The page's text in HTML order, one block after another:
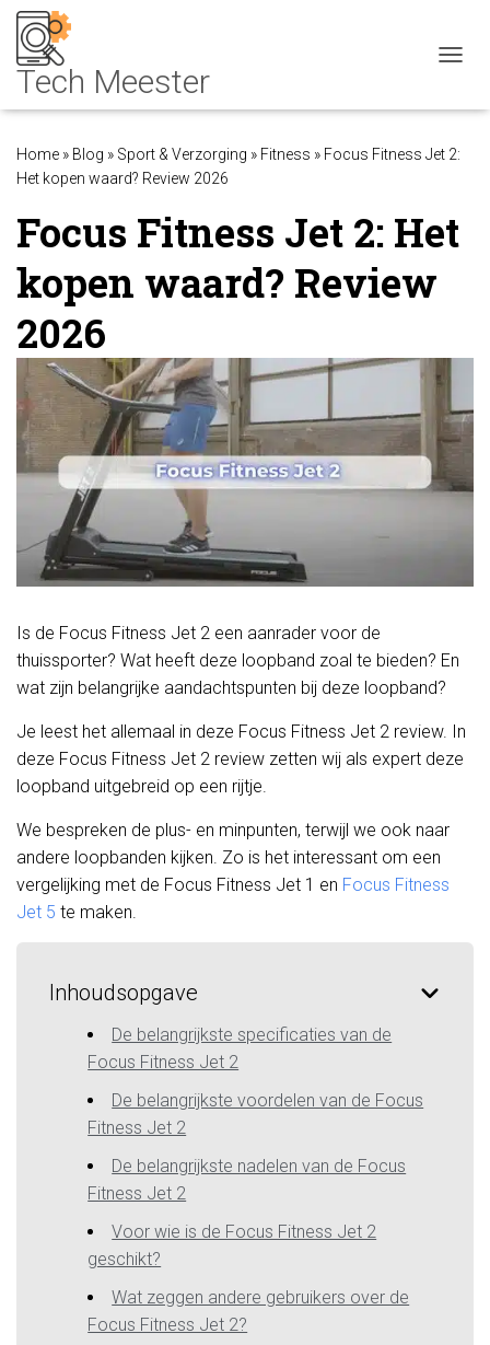
Home » Blog » Sport & Verzorging » Fitness » Focus Fitness Jet 2:
Het kopen waard? Review 2026
Focus Fitness Jet 2: Het
kopen waard? Review
2026
Is de Focus Fitness Jet 2 een aanrader voor de
thuissporter? Wat heeft deze loopband zoal te bieden? En
wat zijn belangrijke aandachtspunten bij deze loopband?
Je leest het allemaal in deze Focus Fitness Jet 2 review. In
deze Focus Fitness Jet 2 review zetten wij als expert deze
loopband uitgebreid op een rijtje.
We bespreken de plus- en minpunten, terwijl we ook naar
andere loopbanden kijken. Zo is het interessant om een
vergelijking met de Focus Fitness Jet 1 en Focus Fitness
Jet 5 te maken.
Inhoudsopgave
De belangrijkste specificaties van de
Focus Fitness Jet 2
De belangrijkste voordelen van de Focus
Fitness Jet 2
De belangrijkste nadelen van de Focus
Fitness Jet 2
Voor wie is de Focus Fitness Jet 2
geschikt?
Wat zeggen andere gebruikers over de
Focus Fitness Jet 2?